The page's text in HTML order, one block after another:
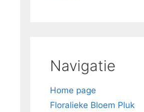
Navigatie
Home page
Floralieke Bloem Pluk